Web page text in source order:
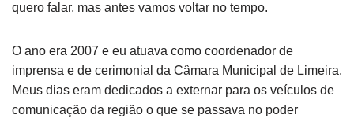
quero falar, mas antes vamos voltar no tempo.
O ano era 2007 e eu atuava como coordenador de
imprensa e de cerimonial da Câmara Municipal de Limeira.
Meus dias eram dedicados a externar para os veículos de
comunicação da região o que se passava no poder